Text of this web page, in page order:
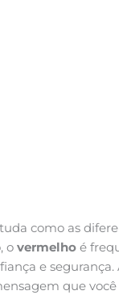
como as
o vermelho é
e segurança.
que